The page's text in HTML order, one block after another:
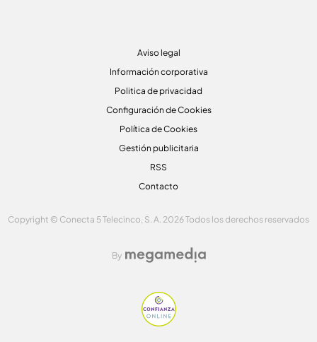
Aviso legal
Información corporativa
Politica de privacidad
Configuración de Cookies
Política de Cookies
Gestión publicitaria
RSS
Contacto
Copyright © Conecta 5 Telecinco, S. A. 2026 Todos los derechos reservados
By